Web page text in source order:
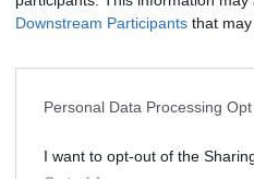
Downstream Participants that
Personal Data Processing
I want to opt-out of the
NOUS SOUTENIR